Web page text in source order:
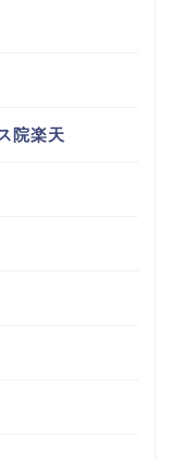
院楽天